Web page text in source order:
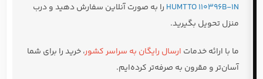
HUMTTO 110396B-1N را به صورت آنلاین سفارش دهید و درب
منزل تحویل بگیرید.
ما با ارائه خدمات ارسال رایگان به سراسر کشور، خرید را برای شما
آسان‌تر و مقرون به صرفه‌تر کرده‌ایم.